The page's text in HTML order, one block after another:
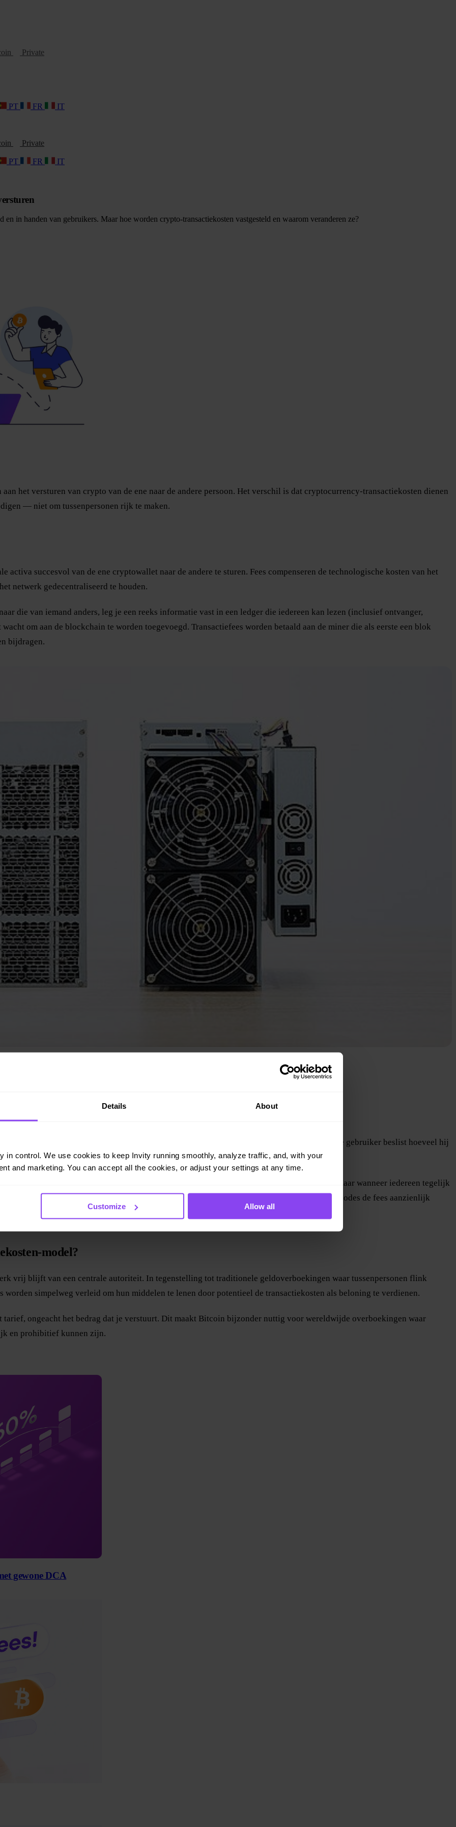
Details About
in control. We use cookies to keep Invity running smoothly, analyze traffic, and, with your
and marketing. You can accept all the cookies, or adjust your settings at any time.
Customize Allow all
Private
PT FR
IT
Private
PT FR
IT
in handen van gebruikers. Maar hoe worden crypto-transactiekosten vastgesteld en waarom veranderen ze?
het versturen van crypto van de ene naar de andere persoon. Het verschil is dat cryptocurrency-transactiekosten dienen
— niet om tussenpersonen rijk te maken.
activa succesvol van de ene cryptowallet naar de andere te sturen. Fees compenseren de technologische kosten van het
netwerk gedecentraliseerd te houden.
die van iemand anders, leg je een reeks informatie vast in een ledger die iedereen kan lezen (inclusief ontvanger,
om aan de blockchain te worden toegevoegd. Transactiefees worden betaald aan de miner die als eerste een blok
bijdragen.
CC BY-SA 4.0.
voortdurend?
kost om te versturen. Transactiekosten zijn in essentie een kwestie van vraag en aanbod: elke gebruiker beslist hoeveel hij
beloning oplevert.
verkeer en kunnen blokken snel worden bevestigd zonder dat iemand veel geld uitgeeft. Maar wanneer iedereen tegelijk
fees voorrang, omdat miners de grootste beloning willen. Dit betekent dat tijdens piekperiodes de fees aanzienlijk
activiteit.
model?
vrij blijft van een centrale autoriteit. In tegenstelling tot traditionele geldoverboekingen waar tussenpersonen flink
simpelweg verleid om hun middelen te lenen door potentieel de transactiekosten als beloning te verdienen.
tarief, ongeacht het bedrag dat je verstuurt. Dit maakt Bitcoin bijzonder nuttig voor wereldwijde overboekingen waar
en prohibitief kunnen zijn.
gewone DCA